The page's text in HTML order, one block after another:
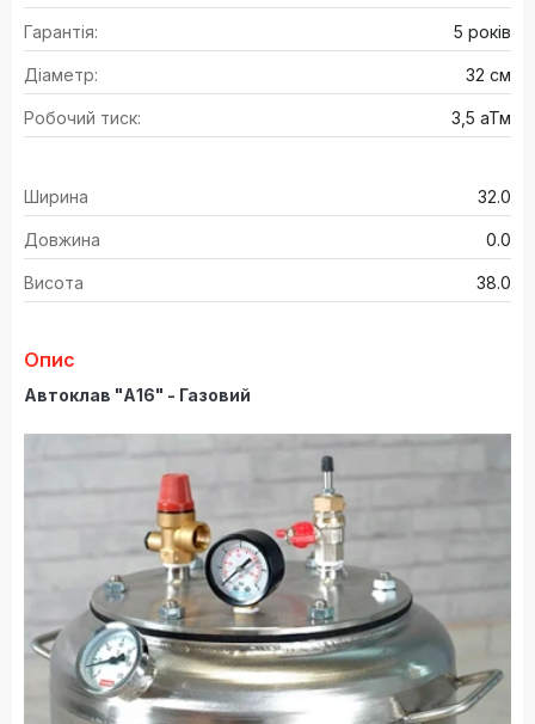
Гарантія: 5 років
Діаметр: 32 см
Робочий тиск: 3,5 аТм
Ширина 32.0
Довжина 0.0
Висота 38.0
Опис
Автоклав "А16" - Газовий